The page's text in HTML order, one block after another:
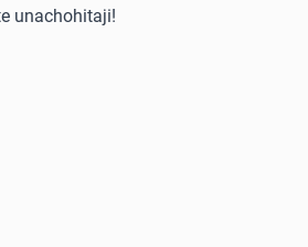
unachohitaji!